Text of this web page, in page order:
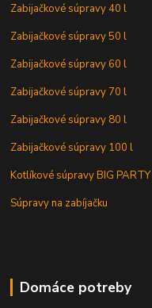
Zabijačkové súpravy 40 l
Zabijačkové súpravy 50 l
Zabijačkové súpravy 60 l
Zabijačkové súpravy 70 l
Zabijačkové súpravy 80 l
Zabijačkové súpravy 100 l
Kotlíkové súpravy BIG PARTY
Súpravy na zabíjačku
Domáce potreby